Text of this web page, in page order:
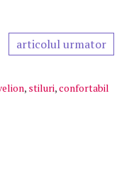
articolul urmator
, stiluri,confortabil